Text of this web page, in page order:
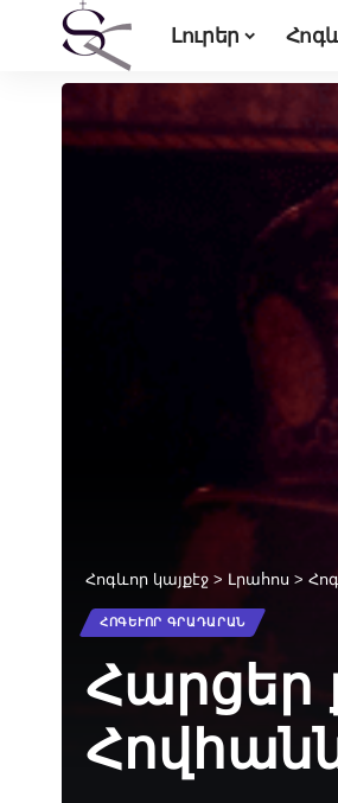
Լուրեր
Հոգևոր կայքէջ > Լրահոս >
ՀՈԳԵՒՈՐ ԳՐԱԴԱՐԱՆ
Հարցեր